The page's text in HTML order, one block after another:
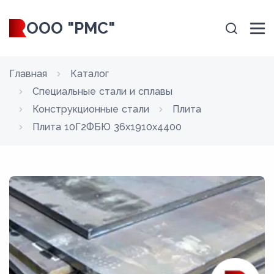
ООО "РМС"
Главная
Каталог
Специальные стали и сплавы
Конструкционные стали
Плита
Плита 10Г2ФБЮ 36x1910x4400